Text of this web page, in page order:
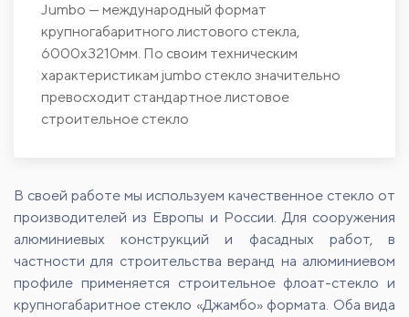
Jumbo — международный формат
крупногабаритного листового стекла,
6000х3210мм. По своим техническим
характеристикам jumbo стекло значительно
превосходит стандартное листовое
строительное стекло
В своей работе мы используем качественное стекло от
производителей из Европы и России. Для сооружения
алюминиевых конструкций и фасадных работ, в
частности для строительства веранд на алюминиевом
профиле применяется строительное флоат-стекло и
крупногабаритное стекло «Джамбо» формата. Оба вида